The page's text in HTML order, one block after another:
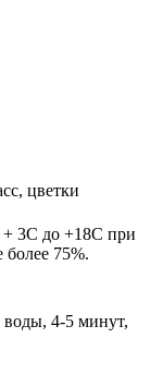
цветки
+ 3С до +18С при
более 75%.
4-5 минут,